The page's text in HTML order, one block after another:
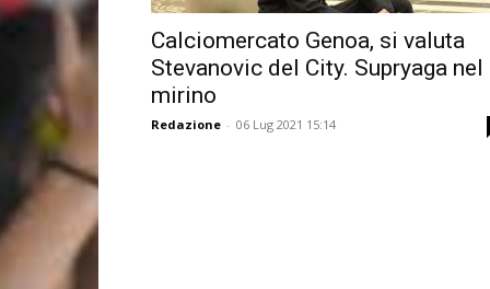
Calciomercato Genoa, si valuta
Stevanovic del City. Supryaga nel
mirino
Redazione - 06 Lug 2021 15:14